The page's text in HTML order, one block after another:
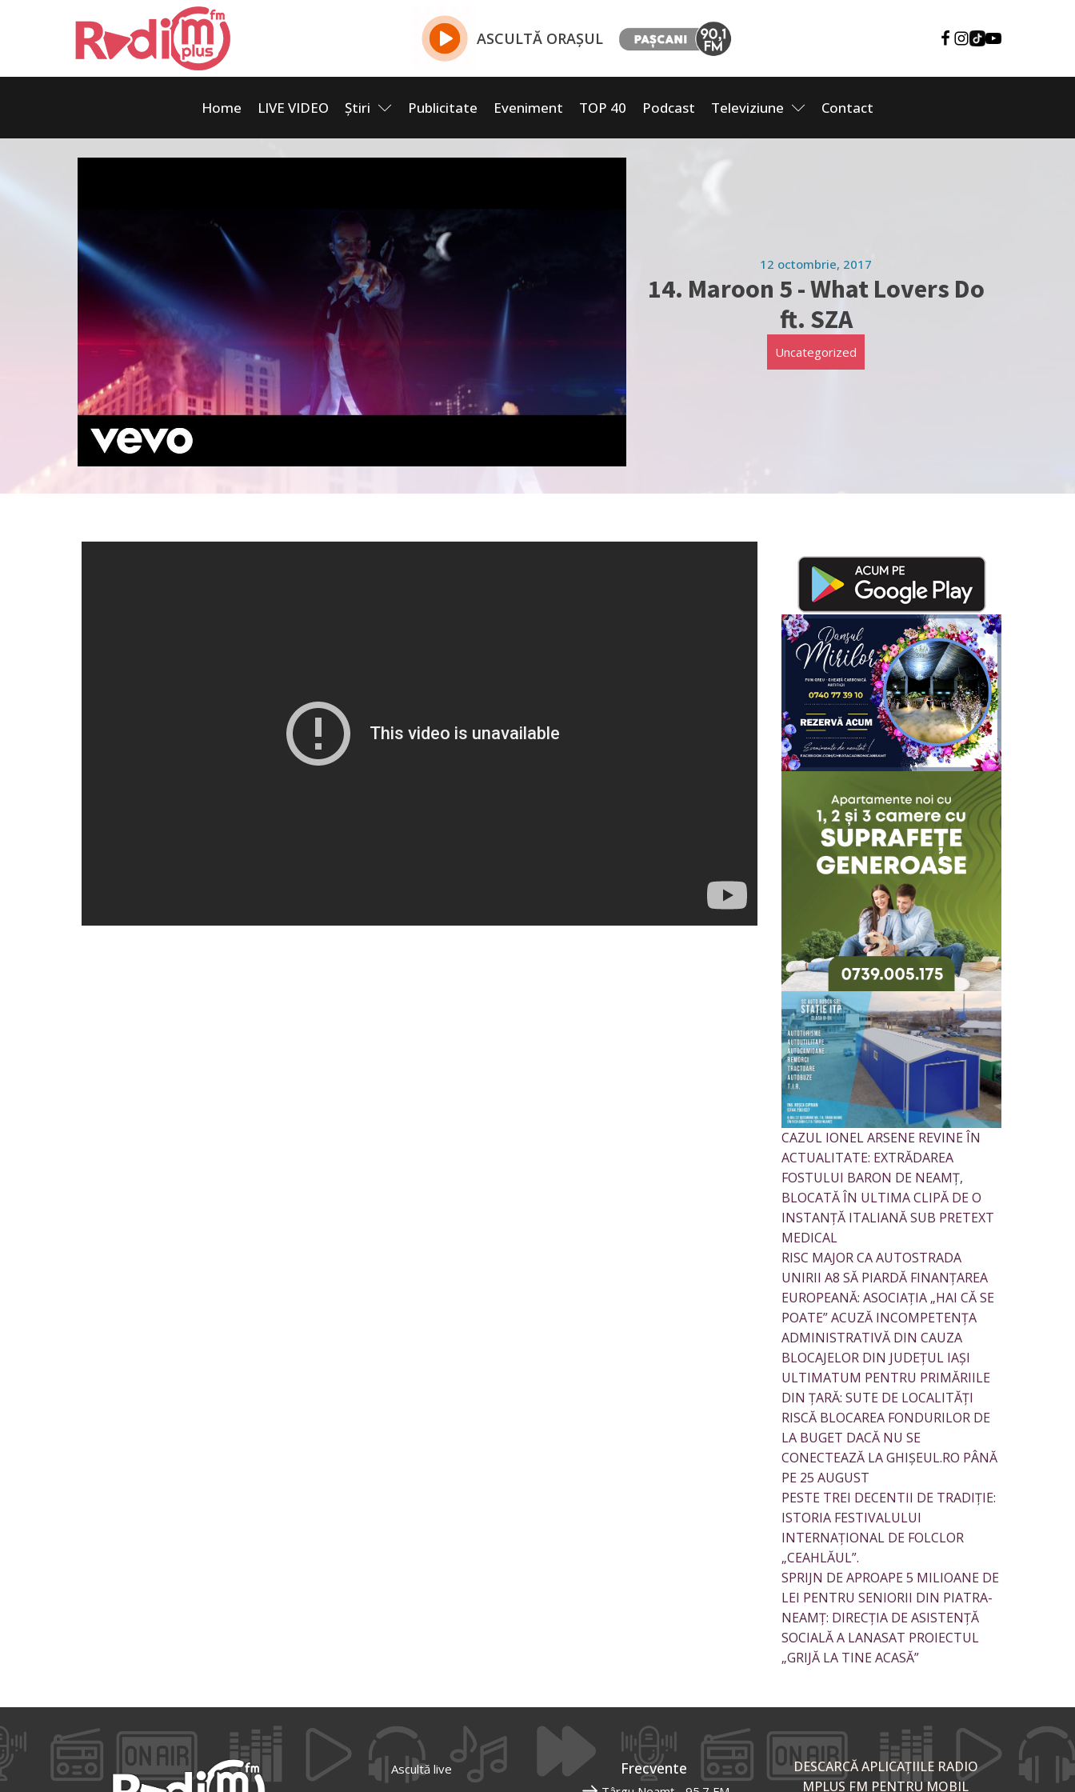
ASCULTĂ ORAȘUL
Home LIVE VIDEO Știri Publicitate Eveniment TOP 40 Podcast Televiziune Contact
12 octombrie, 2017
14. Maroon 5 - What Lovers Do
ft. SZA
Uncategorized
CAZUL IONEL ARSENE REVINE ÎN
ACTUALITATE: EXTRĂDAREA
FOSTULUI BARON DE NEAMȚ,
BLOCATĂ ÎN ULTIMA CLIPĂ DE O
INSTANȚĂ ITALIANĂ SUB PRETEXT
MEDICAL
RISC MAJOR CA AUTOSTRADA
UNIRII A8 SĂ PIARDĂ FINANȚAREA
EUROPEANĂ: ASOCIAȚIA „HAI CĂ SE
POATE” ACUZĂ INCOMPETENȚA
ADMINISTRATIVĂ DIN CAUZA
BLOCAJELOR DIN JUDEȚUL IAȘI
ULTIMATUM PENTRU PRIMĂRIILE
DIN ȚARĂ: SUTE DE LOCALITĂȚI
RISCĂ BLOCAREA FONDURILOR DE
LA BUGET DACĂ NU SE
CONECTEAZĂ LA GHIȘEUL.RO PÂNĂ
PE 25 AUGUST
PESTE TREI DECENTII DE TRADIȚIE:
ISTORIA FESTIVALULUI
INTERNAȚIONAL DE FOLCLOR
„CEAHLĂUL”.
SPRIJN DE APROAPE 5 MILIOANE DE
LEI PENTRU SENIORII DIN PIATRA-
NEAMȚ: DIRECȚIA DE ASISTENȚĂ
SOCIALĂ A LANASAT PROIECTUL
„GRIJĂ LA TINE ACASĂ”
Ascultă live
Frecvente
DESCARCĂ APLICAȚIILE RADIO
MPLUS FM PENTRU MOBIL